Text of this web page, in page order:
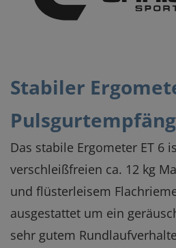
Stabiler
Das stabile Ergometer ET 6
verschleißfreien ca. 12 kg
und flüsterleisem
ausgestattet um ein
sehr gutem